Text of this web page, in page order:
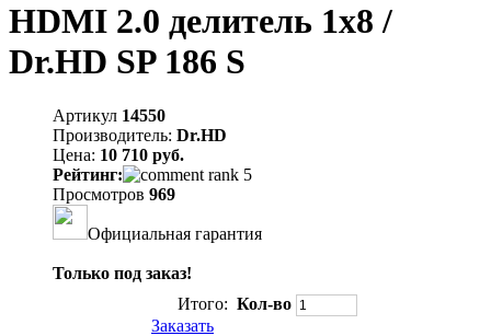
HDMI 2.0 делитель 1x8 /
Dr.HD SP 186 S
Артикул 14550
Производитель: Dr.HD
Цена: 10 710 руб.
Рейтинг:
Просмотров 969
Официальная гарантия
Только под заказ!
Итого: Кол-во
Заказать